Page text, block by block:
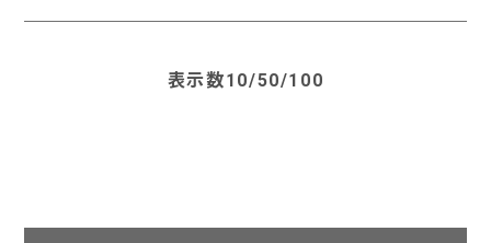
表示数10/50/100